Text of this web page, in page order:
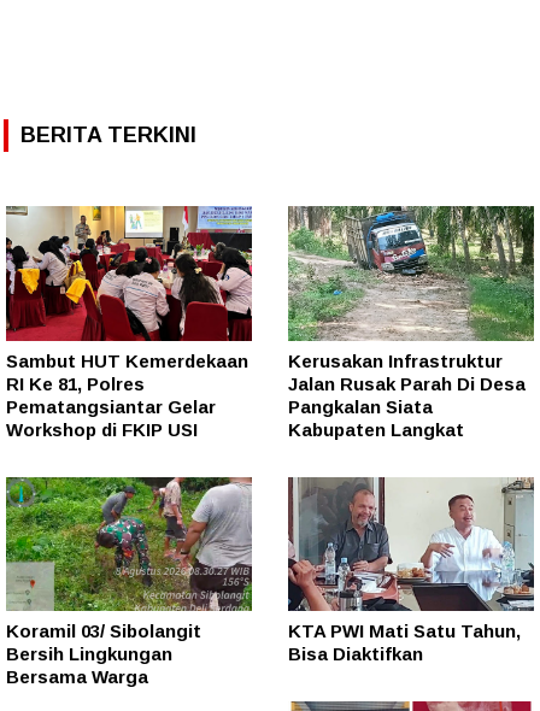
BERITA TERKINI
Sambut HUT Kemerdekaan
RI Ke 81, Polres
Pematangsiantar Gelar
Workshop di FKIP USI
Kerusakan Infrastruktur
Jalan Rusak Parah Di Desa
Pangkalan Siata
Kabupaten Langkat
Koramil 03/ Sibolangit
Bersih Lingkungan
Bersama Warga
KTA PWI Mati Satu Tahun,
Bisa Diaktifkan